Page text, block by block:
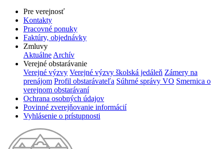
Pre verejnosť
Kontakty
Pracovné ponuky
Faktúry, objednávky
Zmluvy
Aktuálne Archív
Verejné obstarávanie
Verejné výzvy Verejné výzvy školská jedáleň Zámery na
prenájom Profil obstarávateľa Súhrné správy VO Smernica o
verejnom obstarávaní
Ochrana osobných údajov
Povinné zverejňovanie informácií
Vyhlásenie o prístupnosti